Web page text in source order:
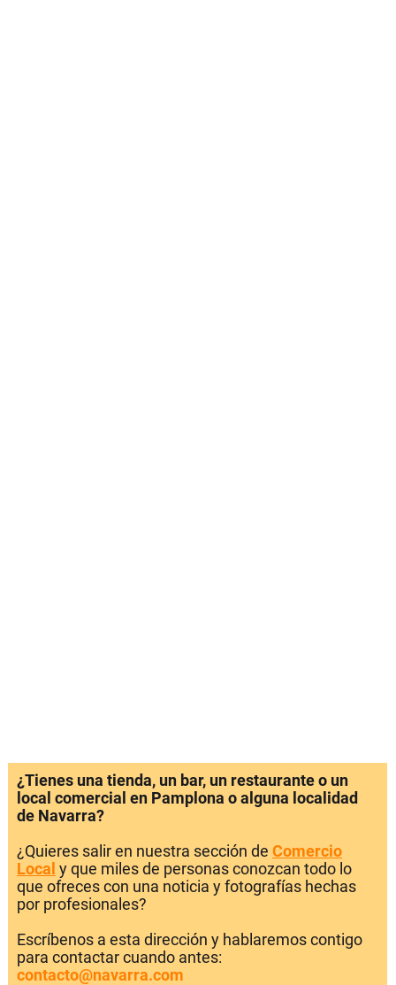
¿Tienes una tienda, un bar, un restaurante o un
local comercial en Pamplona o alguna localidad
de Navarra?
¿Quieres salir en nuestra sección de Comercio
Local y que miles de personas conozcan todo lo
que ofreces con una noticia y fotografías hechas
por profesionales?
Escríbenos a esta dirección y hablaremos contigo
para contactar cuando antes:
contacto@navarra.com